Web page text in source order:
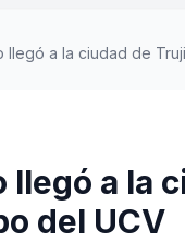
llegó a la ciudad de
llegó a la
del UCV